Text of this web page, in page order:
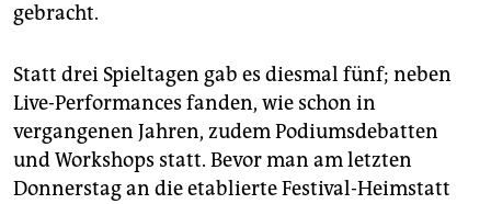
gebracht.
Statt drei Spieltagen gab es diesmal fünf; neben
Live-Performances fanden, wie schon in
vergangenen Jahren, zudem Podiumsdebatten
und Workshops statt. Bevor man am letzten
Donnerstag an die etablierte Festival-Heimstatt